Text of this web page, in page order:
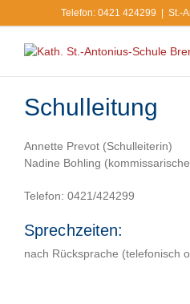
Inhalt
springen
Telefon: 0421 424299 St.-
Schulleitung
Annette Prevot (Schulleiterin)
Nadine Bohling
Telefon: 0421/424299
Sprechzeiten:
nach Rücksprache (telefonisch